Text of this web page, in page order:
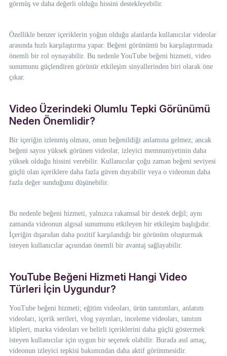
görmüş ve daha değerli olduğu hissini destekleyebilir.
Özellikle benzer içeriklerin yoğun olduğu alanlarda kullanıcılar videolar
arasında hızlı karşılaştırma yapar. Beğeni görünümü bu karşılaştırmada
önemli bir rol oynayabilir. Bu nedenle YouTube beğeni hizmeti, video
sunumunu güçlendiren görünür etkileşim sinyallerinden biri olarak öne
çıkar.
Video Üzerindeki Olumlu Tepki Görünümü
Neden Önemlidir?
Bir içeriğin izlenmiş olması, onun beğenildiği anlamına gelmez; ancak
beğeni sayısı yüksek görünen videolar, izleyici memnuniyetinin daha
yüksek olduğu hissini verebilir. Kullanıcılar çoğu zaman beğeni seviyesi
güçlü olan içeriklere daha fazla güven duyabilir veya o videonun daha
fazla değer sunduğunu düşünebilir.
Bu nedenle beğeni hizmeti, yalnızca rakamsal bir destek değil; aynı
zamanda videonun algısal sunumunu etkileyen bir etkileşim başlığıdır.
İçeriğin dışarıdan daha pozitif karşılandığı bir görünüm oluşturmak
isteyen kullanıcılar açısından önemli bir avantaj sağlayabilir.
YouTube Beğeni Hizmeti Hangi Video
Türleri İçin Uygundur?
YouTube beğeni hizmeti; eğitim videoları, ürün tanıtımları, anlatım
videoları, içerik serileri, vlog yayınları, inceleme videoları, tanıtım
klipleri, marka videoları ve belirli içeriklerini daha güçlü göstermek
isteyen kullanıcılar için uygun bir seçenek olabilir. Burada asıl amaç,
videonun izleyici tepkisi bakımından daha aktif görünmesidir.